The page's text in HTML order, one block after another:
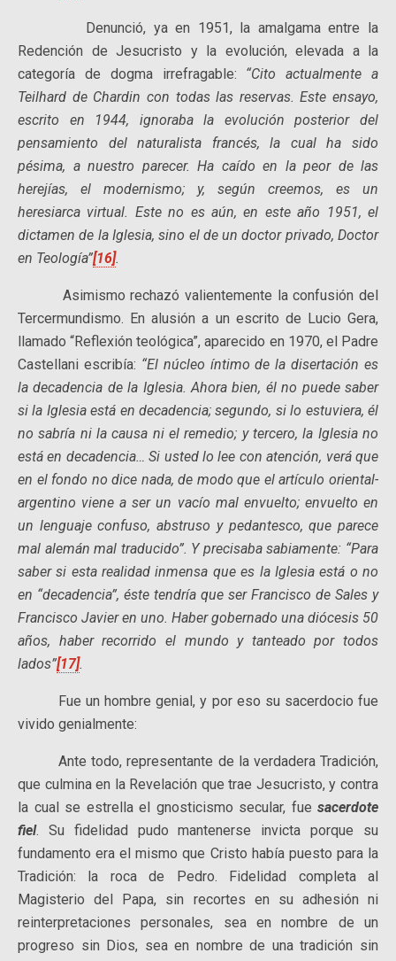
Denunció, ya en 1951, la amalgama entre la
Redención de Jesucristo y la evolución, elevada a la
categoría de dogma irrefragable: “Cito actualmente a
Teilhard de Chardin con todas las reservas. Este ensayo,
escrito en 1944, ignoraba la evolución posterior del
pensamiento del naturalista francés, la cual ha sido
pésima, a nuestro parecer. Ha caído en la peor de las
herejías, el modernismo; y, según creemos, es un
heresiarca virtual. Este no es aún, en este año 1951, el
dictamen de la Iglesia, sino el de un doctor privado, Doctor
en Teología”[16].
Asimismo rechazó valientemente la confusión del
Tercermundismo. En alusión a un escrito de Lucio Gera,
llamado “Reflexión teológica”, aparecido en 1970, el Padre
Castellani escribía: “El núcleo íntimo de la disertación es
la decadencia de la Iglesia. Ahora bien, él no puede saber
si la Iglesia está en decadencia; segundo, si lo estuviera, él
no sabría ni la causa ni el remedio; y tercero, la Iglesia no
está en decadencia… Si usted lo lee con atención, verá que
en el fondo no dice nada, de modo que el artículo oriental-
argentino viene a ser un vacío mal envuelto; envuelto en
un lenguaje confuso, abstruso y pedantesco, que parece
mal alemán mal traducido”. Y precisaba sabiamente: “Para
saber si esta realidad inmensa que es la Iglesia está o no
en “decadencia”, éste tendría que ser Francisco de Sales y
Francisco Javier en uno. Haber gobernado una diócesis 50
años, haber recorrido el mundo y tanteado por todos
lados”[17].
Fue un hombre genial, y por eso su sacerdocio fue
vivido genialmente:
Ante todo, representante de la verdadera Tradición,
que culmina en la Revelación que trae Jesucristo, y contra
la cual se estrella el gnosticismo secular, fue sacerdote
fiel. Su fidelidad pudo mantenerse invicta porque su
fundamento era el mismo que Cristo había puesto para la
Tradición: la roca de Pedro. Fidelidad completa al
Magisterio del Papa, sin recortes en su adhesión ni
reinterpretaciones personales, sea en nombre de un
progreso sin Dios, sea en nombre de una tradición sin